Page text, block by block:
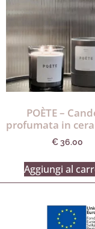
POÈTE –
profumata in
€36.00
Aggiungi al